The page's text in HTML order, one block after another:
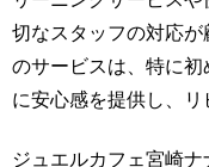
切なスタッフの対応
のサービスは、特に
に安心感を提供し、リ
ジュエルカフェ宮崎